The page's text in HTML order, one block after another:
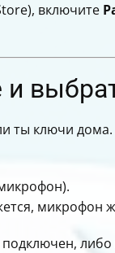
включите
и
ты ключи дома.
микрофон
подключен,